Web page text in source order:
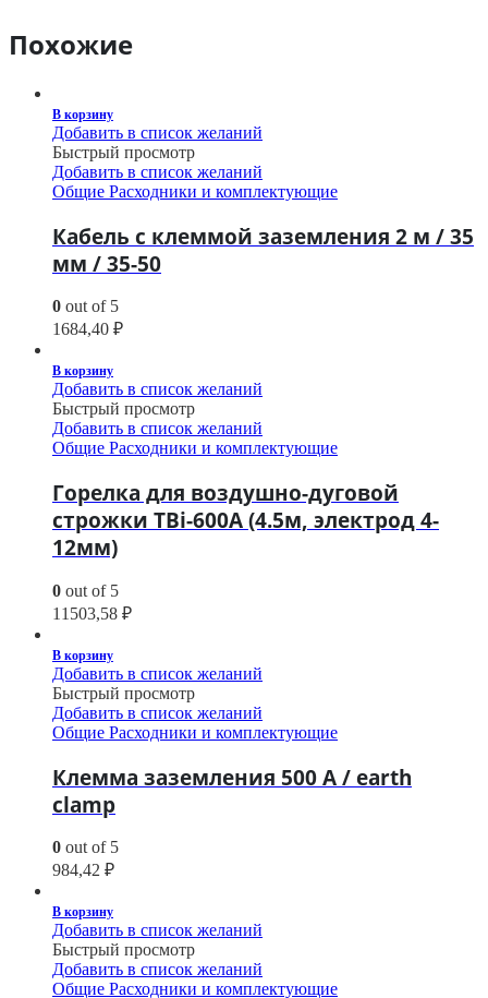
Похожие
В корзину
Добавить в список желаний
Быстрый просмотр
Добавить в список желаний
Общие Расходники и комплектующие
Кабель с клеммой заземления 2 м / 35
мм / 35-50
0 out of 5
1684,40 ₽
В корзину
Добавить в список желаний
Быстрый просмотр
Добавить в список желаний
Общие Расходники и комплектующие
Горелка для воздушно-дуговой
строжки TBi-600A (4.5м, электрод 4-
12мм)
0 out of 5
11503,58 ₽
В корзину
Добавить в список желаний
Быстрый просмотр
Добавить в список желаний
Общие Расходники и комплектующие
Клемма заземления 500 А / earth
clamp
0 out of 5
984,42 ₽
В корзину
Добавить в список желаний
Быстрый просмотр
Добавить в список желаний
Общие Расходники и комплектующие